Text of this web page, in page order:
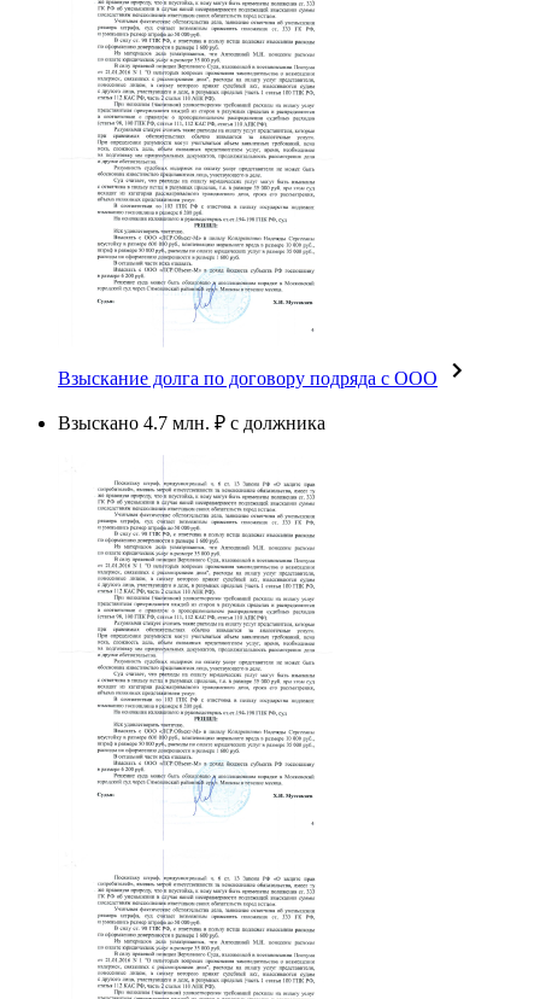
Взыскание долга по договору подряда с ООО
Взыскано 4.7 млн. ₽ с должника